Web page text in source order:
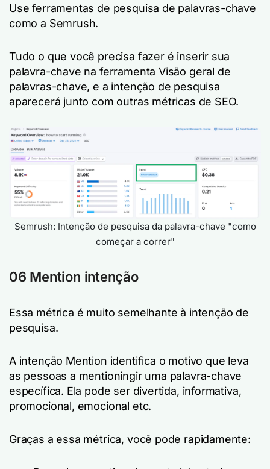
Use ferramentas de pesquisa de palavras-chave
como a Semrush.
Tudo o que você precisa fazer é inserir sua
palavra-chave na ferramenta Visão geral de
palavras-chave, e a intenção de pesquisa
aparecerá junto com outras métricas de SEO.
Semrush: Intenção de pesquisa da palavra-chave "como
começar a correr"
06 Mention intenção
Essa métrica é muito semelhante à intenção de
pesquisa.
A intenção Mention identifica o motivo que leva
as pessoas a mentioningir uma palavra-chave
específica. Ela pode ser divertida, informativa,
promocional, emocional etc.
Graças a essa métrica, você pode rapidamente: